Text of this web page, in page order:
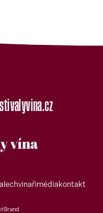
vinařimédia kontakt